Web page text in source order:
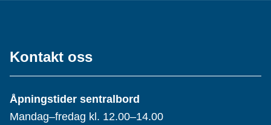
Kontakt oss
Åpningstider sentralbord
Mandag–fredag kl. 12.00–14.00